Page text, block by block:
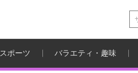
スポーツ バラエティ・趣味